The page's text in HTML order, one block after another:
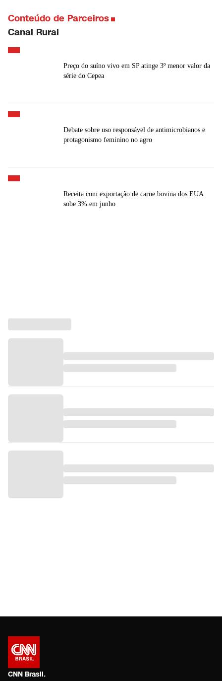
Conteúdo de Parceiros
Canal Rural
Preço do suíno vivo em SP atinge 3º menor valor da
série do Cepea
Debate sobre uso responsável de antimicrobianos e
protagonismo feminino no agro
Receita com exportação de carne bovina dos EUA
sobe 3% em junho
CNN Brasil.